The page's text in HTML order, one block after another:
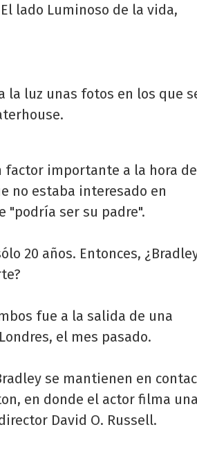
lado Luminoso de la vida,
la luz unas fotos en los que
factor importante a la hora de
no estaba interesado en
"podría ser su padre".
20 años. Entonces,
fue a la salida de una
el mes pasado.
se mantienen en
en donde el actor filma una
David O. Russell.